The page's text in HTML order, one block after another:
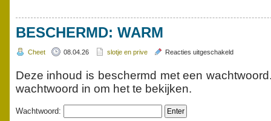
BESCHERMD: WARM
Cheet 08.04.26 slotje en prive Reacties uitgeschakeldvoor
warm
Deze inhoud is beschermd met een
wachtwoord in om het te bekijken.
Wachtwoord: